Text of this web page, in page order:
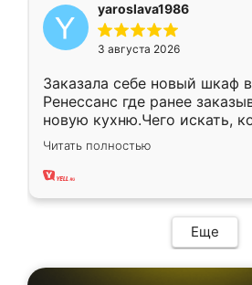
yaroslava1986
3 августа 2026
Заказала себе новый шкаф
Ренессанс где ранее
новую кухню.Чего искать,
вполне довольна. Служит
два года, нареканий нет.
Читать полностью
Еще